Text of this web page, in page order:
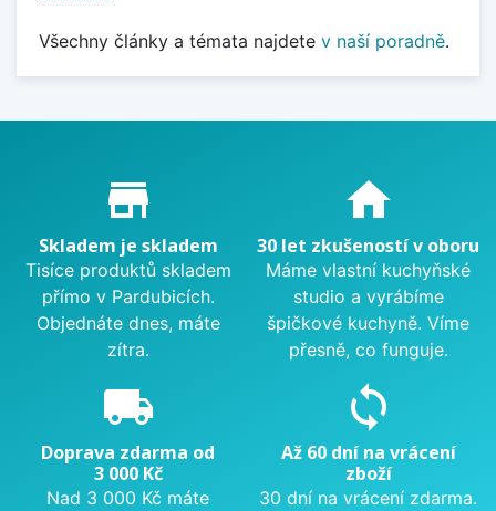
Všechny články a témata najdete v naší poradně.
Proč nakupovat u nás?
store_mall_directory
Skladem je skladem
Tisíce produktů skladem
přímo v Pardubicích.
Objednáte dnes, máte
zítra.
home
30 let zkušeností v oboru
Máme vlastní kuchyňské
studio a vyrábíme
špičkové kuchyně. Víme
přesně, co funguje.
local_shipping
Doprava zdarma od
3 000 Kč
Nad 3 000 Kč máte
sync
Až 60 dní na vrácení
zboží
30 dní na vrácení zdarma.